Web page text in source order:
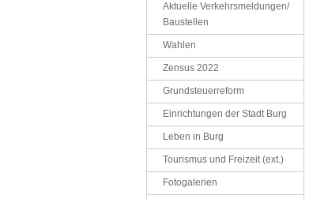
Aktuelle Verkehrsmeldungen/
Baustellen
Wahlen
Zensus 2022
Grundsteuerreform
Einrichtungen der Stadt Burg
Leben in Burg
Tourismus und Freizeit (ext.)
Fotogalerien